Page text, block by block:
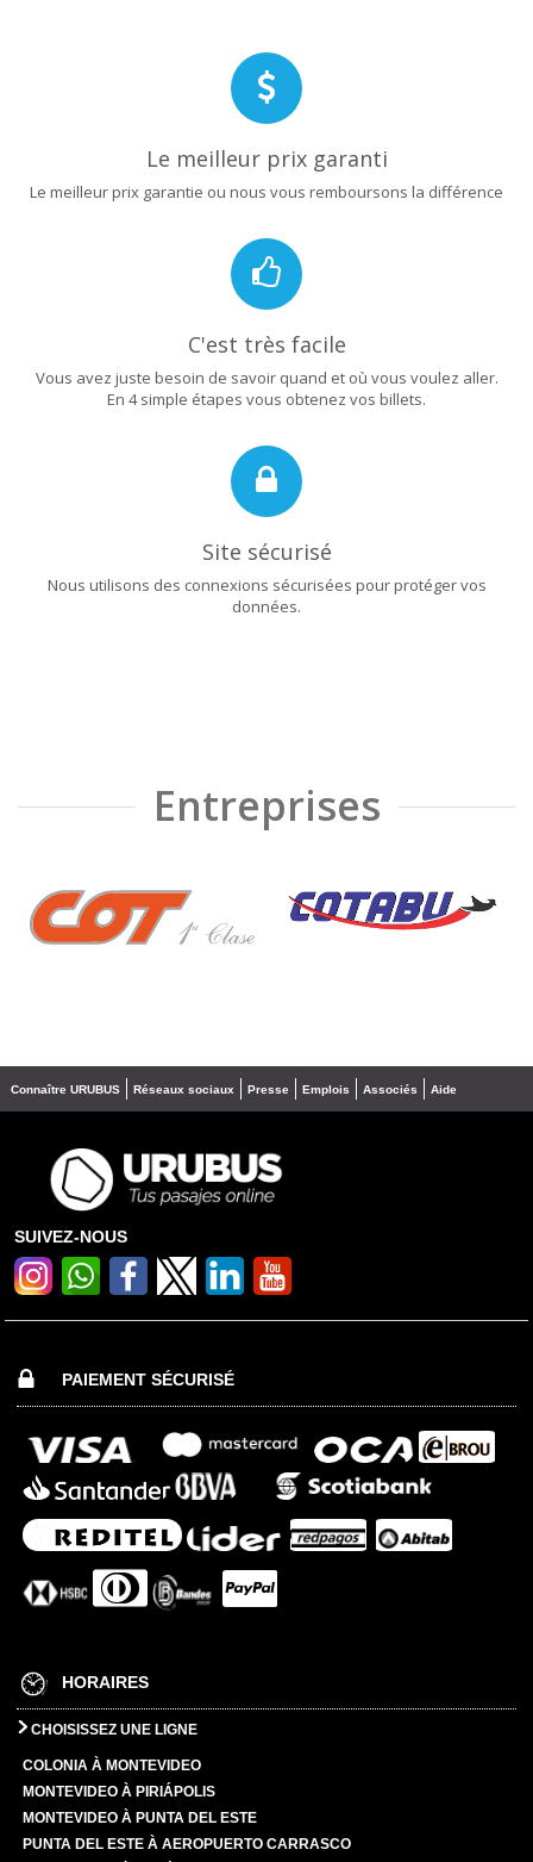
Le meilleur prix garanti
Le meilleur prix garantie ou nous vous remboursons la différence
C'est très facile
Vous avez juste besoin de savoir quand et où vous voulez aller.
En 4 simple étapes vous obtenez vos billets.
Site sécurisé
Nous utilisons des connexions sécurisées pour protéger vos
données.
Entreprises
❮ ❯
Connaître URUBUS Réseaux sociaux Presse Emplois Associés Aide
SUIVEZ-NOUS
PAIEMENT SÉCURISÉ
HORAIRES
CHOISISSEZ UNE LIGNE
COLONIA À MONTEVIDEO
MONTEVIDEO À PIRIÁPOLIS
MONTEVIDEO À PUNTA DEL ESTE
PUNTA DEL ESTE À AEROPUERTO CARRASCO